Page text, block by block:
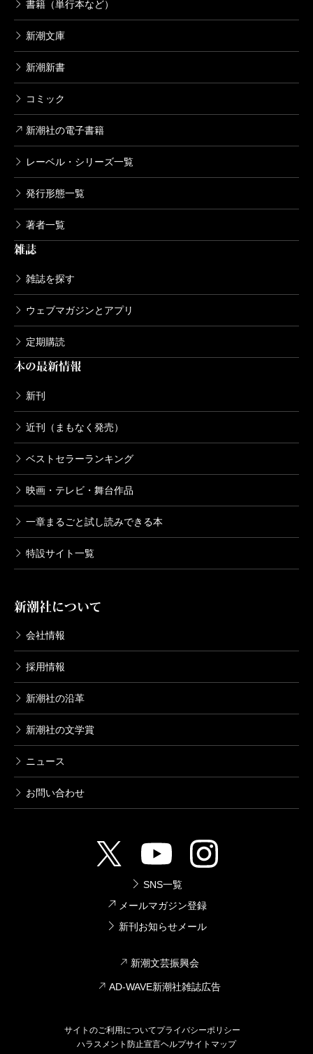
書籍（単行本など）
新潮文庫
新潮新書
コミック
新潮社の電子書籍
レーベル・シリーズ一覧
発行形態一覧
著者一覧
雑誌
雑誌を探す
ウェブマガジンとアプリ
定期購読
本の最新情報
新刊
近刊（まもなく発売）
ベストセラーランキング
映画・テレビ・舞台作品
一章まるごと試し読みできる本
特設サイト一覧
新潮社について
会社情報
採用情報
新潮社の沿革
新潮社の文学賞
ニュース
お問い合わせ
SNS一覧
メールマガジン登録
新刊お知らせメール
新潮文芸振興会
AD-WAVE新潮社雑誌広告
サイトのご利用についてプライバシーポリシー
ハラスメント防止宣言ヘルプサイトマップ